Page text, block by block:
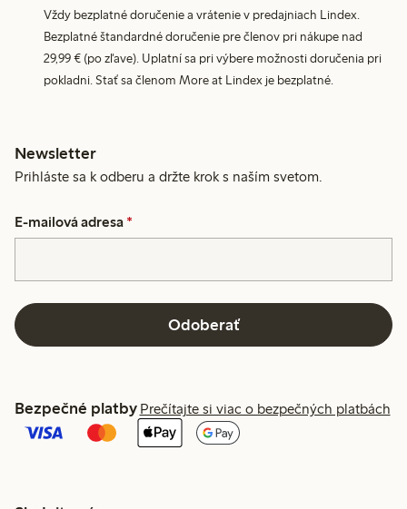
Vždy bezplatné doručenie a vrátenie v predajniach Lindex.
Bezplatné štandardné doručenie pre členov pri nákupe nad
29,99 € (po zľave). Uplatní sa pri výbere možnosti doručenia pri
pokladni. Stať sa členom More at Lindex je bezplatné.
Newsletter
Prihláste sa k odberu a držte krok s naším svetom.
E-mailová adresa *
Odoberať
Bezpečné platby Prečítajte si viac o bezpečných platbách